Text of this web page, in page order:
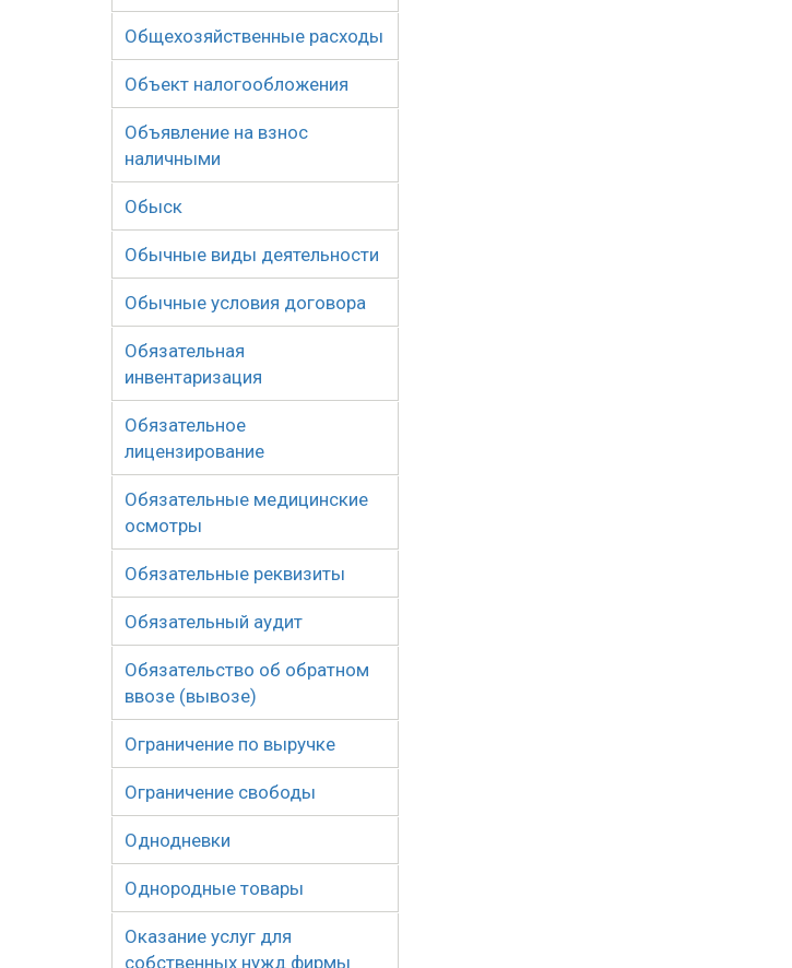
Общехозяйственные расходы
Объект налогообложения
Объявление на взнос
наличными
Обыск
Обычные виды деятельности
Обычные условия договора
Обязательная
инвентаризация
Обязательное
лицензирование
Обязательные медицинские
осмотры
Обязательные реквизиты
Обязательный аудит
Обязательство об обратном
ввозе (вывозе)
Ограничение по выручке
Ограничение свободы
Однодневки
Однородные товары
Оказание услуг для
собственных нужд фирмы